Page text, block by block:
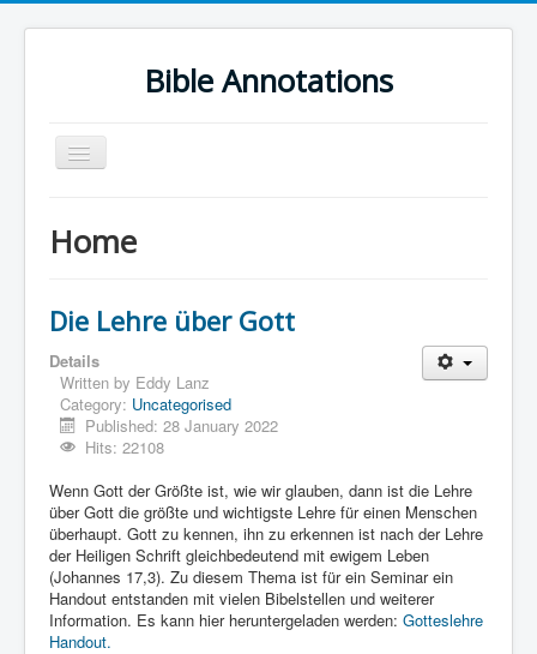
Bible Annotations
Toggle
Navigation
Urdu Geo Version
Urdu
Deutsch
Hebrew OT
Greek NT
Book Corner
Links
Linux and Open Source
Home
Die Lehre über Gott
Details
Written by Eddy Lanz
Category: Uncategorised
Published: 28 January 2022
Hits: 22108
Wenn Gott der Größte ist, wie wir glauben, dann ist die Lehre
über Gott die größte und wichtigste Lehre für einen Menschen
überhaupt. Gott zu kennen, ihn zu erkennen ist nach der Lehre
der Heiligen Schrift gleichbedeutend mit ewigem Leben
(Johannes 17,3). Zu diesem Thema ist für ein Seminar ein
Handout entstanden mit vielen Bibelstellen und weiterer
Information. Es kann hier heruntergeladen werden: Gotteslehre
Handout.